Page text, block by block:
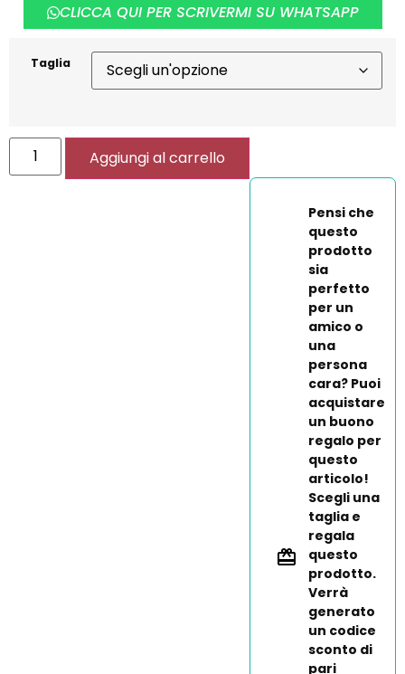
CLICCA QUI PER SCRIVERMI SU WHATSAPP
Taglia
Aggiungi al carrello
Pensi che
questo
prodotto
sia
perfetto
per un
amico o
una
persona
cara? Puoi
acquistare
un buono
regalo per
questo
articolo!
Scegli una
taglia e
regala
questo
prodotto.
Verrà
generato
un codice
sconto di
pari